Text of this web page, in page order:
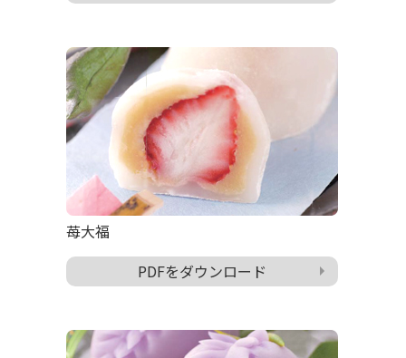
苺大福
PDFをダウンロード